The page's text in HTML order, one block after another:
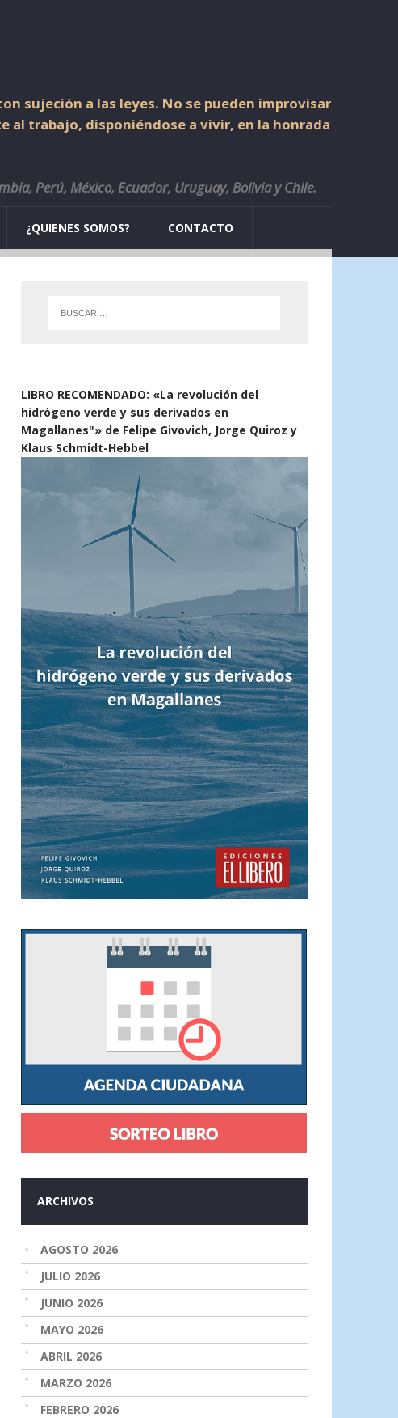
sujeción a las leyes. No se pueden improvisar
al trabajo, disponiéndose a vivir, en la honrada
Perú, México, Ecuador, Uruguay, Bolivia y Chile.
¿QUIENES SOMOS? CONTACTO
LIBRO RECOMENDADO: «La revolución del
hidrógeno verde y sus derivados en
Magallanes"» de Felipe Givovich, Jorge Quiroz y
Klaus Schmidt-Hebbel
ARCHIVOS
AGOSTO 2026
JULIO 2026
JUNIO 2026
MAYO 2026
ABRIL 2026
MARZO 2026
FEBRERO 2026